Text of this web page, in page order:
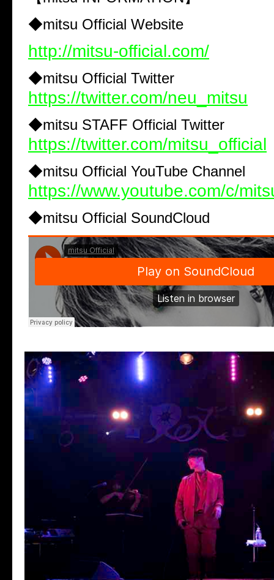
◆mitsu Official Website
http://mitsu-official.com/
◆mitsu Official Twitter
https://twitter.com/neu_mitsu
◆mitsu STAFF Official Twitter
https://twitter.com/mitsu_official
◆mitsu Official YouTube Channel
https://www.youtube.com/c/
◆mitsu Official SoundCloud